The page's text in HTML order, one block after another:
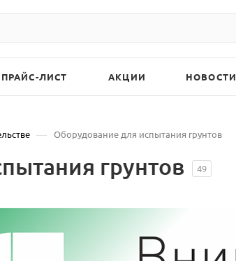
ПРАЙС-ЛИСТ АКЦИИ НОВОСТИ
— Оборудование для испытания грунтов
грунтов 49